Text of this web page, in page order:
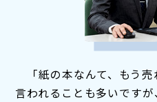
「紙の本なんて、もう売
言われることも多いです